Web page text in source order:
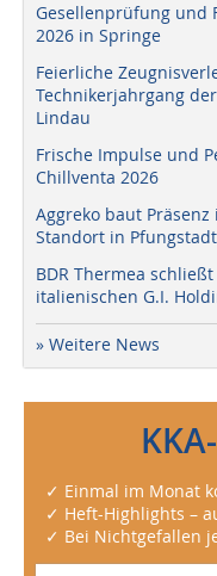
Gesellenprüfung und
2026 in Springe
Feierliche
Technikerjahrgang
Lindau
Frische Impulse und
Chillventa 2026
Aggreko baut
Standort in
BDR Thermea
italienischen G.I.
» Weitere News
✓ Einmal im Monat
✓ Heft-Highlights –
✓ Bei Nichtgefallen